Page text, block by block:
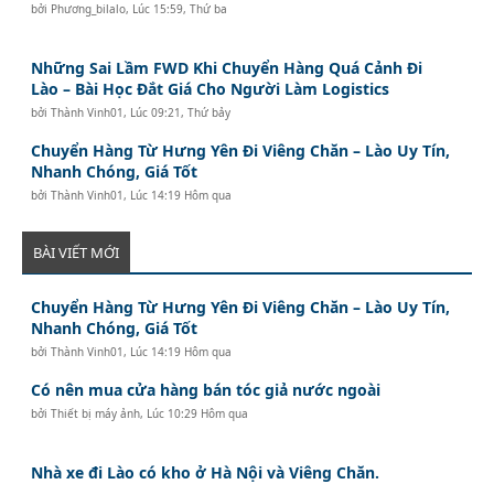
bởi Phương_bilalo, Lúc 15:59, Thứ ba
Những Sai Lầm FWD Khi Chuyển Hàng Quá Cảnh Đi
Lào – Bài Học Đắt Giá Cho Người Làm Logistics
bởiThành Vinh01 , Lúc 09:21, Thứ bảy
Chuyển Hàng Từ Hưng Yên Đi Viêng Chăn – Lào Uy Tín,
Nhanh Chóng, Giá Tốt
bởiThành Vinh01 , Lúc 14:19 Hôm qua
BÀI VIẾT MỚI
Chuyển Hàng Từ Hưng Yên Đi Viêng Chăn – Lào Uy Tín,
Nhanh Chóng, Giá Tốt
bởiThành Vinh01 , Lúc 14:19 Hôm qua
Có nên mua cửa hàng bán tóc giả nước ngoài
bởiThiết bị máy ảnh, Lúc 10:29 Hôm qua
Nhà xe đi Lào có kho ở Hà Nội và Viêng Chăn.